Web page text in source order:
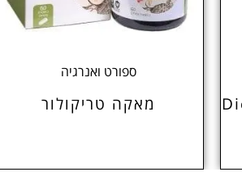
ספורט ואנרגיה
מאקה טריקולור